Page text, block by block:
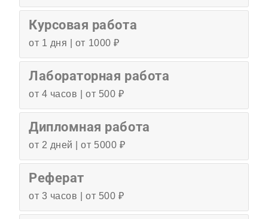
Курсовая работа
от 1 дня | от 1000 ₽
Лабораторная работа
от 4 часов | от 500 ₽
Дипломная работа
от 2 дней | от 5000 ₽
Реферат
от 3 часов | от 500 ₽